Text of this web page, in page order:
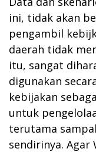
ini, tidak akan
pengambil
daerah tidak
itu, sangat
digunakan
kebijakan
untuk
terutama
sendirinya.